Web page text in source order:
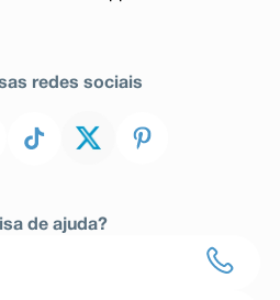
redes sociais
de ajuda?